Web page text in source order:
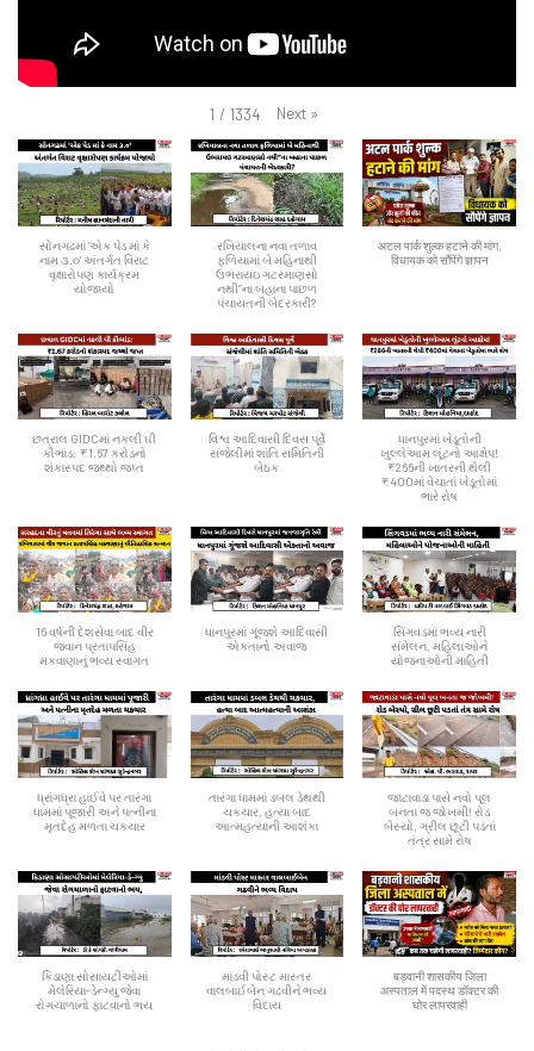
1 / 1334 Next »
સોનગઢમાં ‘એક પેડ માં કે
નામ ૩.૦' અંતર્ગત વિરાટ
વૃક્ષારોપણ કાર્યક્રમ
યોજાયો
રખિયાલના નવા તળાવ
ફળિયામાં બે મહિનાથી
ઉભરાયઇ ગટરમાણસો
નથી”ના બહાના પાછળ
પંચાયતની બેદરકારી?
अटल पार्क शुल्क हटाने की मांग,
विधायक को सौंपेंगे ज्ञापन
છત્રાલ GIDCમાં નકલી ઘી
કૌભાંડ: ₹1.67 કરોડનો
શંકાસ્પદ જથ્થો જપ્ત
વિશ્વ આદિવાસી દિવસ પૂર્વે
સંજેલીમાં શાંતિ સમિતિની
બેઠક
ધાનપુરમાં ખેડૂતોની
ખુલ્લેઆમ લૂંટનો આક્ષેપ!
₹266ની ખાતરની થેલી
₹400માં વેચાતાં ખેડૂતોમાં
ભારે રોષ
16 વર્ષની દેશસેવા બાદ વીર
જવાન પ્રતાપસિંહ
મકવાણાનું ભવ્ય સ્વાગત
ધાનપુરમાં ગૂંજશે આદિવાસી
એકતાનો અવાજ
સિંગવડમાં ભવ્ય નારી
સંમેલન, મહિલાઓને
યોજનાઓની માહિતી
ધ્રાંગધ્રા હાઈવે પર તારંગા
ધામમાં પૂજારી અને પત્નીના
મૃતદેહ મળતા ચકચાર
તારંગા ધામમાં ડબલ ડેથથી
ચકચાર, હત્યા બાદ
આત્મહત્યાની આશંકા
જાટાવાડા પાસે નવો પૂલ
બનતા જ જોખમી! રોડ
બેસ્યો, ગ્રીલ છૂટી પડતાં
તંત્ર સામે રોષ
કિડાણા સોસાયટીઓમાં
મેલેરિયા-ડેન્ગ્યુ જેવા
રોગચાળાનો ફાટવાનો ભય
માંડવી પોસ્ટ માસ્તર
વાલબાઈબેન ગઢવીને ભવ્ય
વિદાય
बड़वानी शासकीय जिला
अस्पताल में पदस्थ डॉक्टर की
घोर लापरवाही